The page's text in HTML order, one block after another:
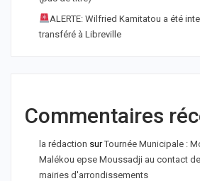
ALERTE: Wilfried Kamitatou a été
transféré à Libreville
Commentaires
la rédaction surTournée Municipale :
Malékou epse Moussadji au contact
mairies d'arrondissements